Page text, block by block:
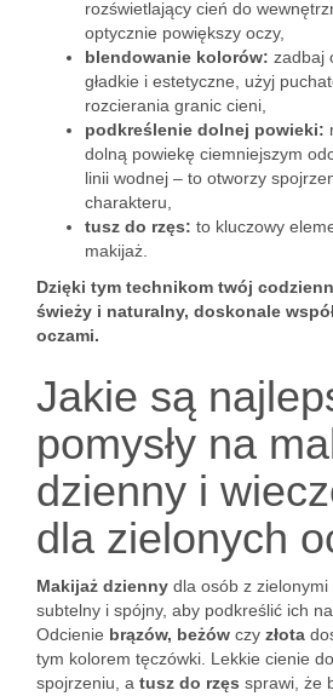
rozświetlający cień do
optycznie powiększy oczy,
blendowanie kolorów: zadbaj
gładkie i estetyczne, użyj
rozcierania granic cieni,
podkreślenie dolnej powieki:
dolną powiekę ciemniejszym
linii wodnej – to otworzy
charakteru,
tusz do rzęs: to kluczowy
makijaż.
Dzięki tym technikom twój
świeży i naturalny, doskonale
oczami.
Jakie są
pomysły na
dzienny i
dla zielonych
Makijaż dzienny dla osób z
subtelny i spójny, aby podkreślić ich
Odcienie brązów, beżów czy złota
tym kolorem tęczówki. Lekkie cienie
spojrzeniu, a tusz do rzęs sprawi, że